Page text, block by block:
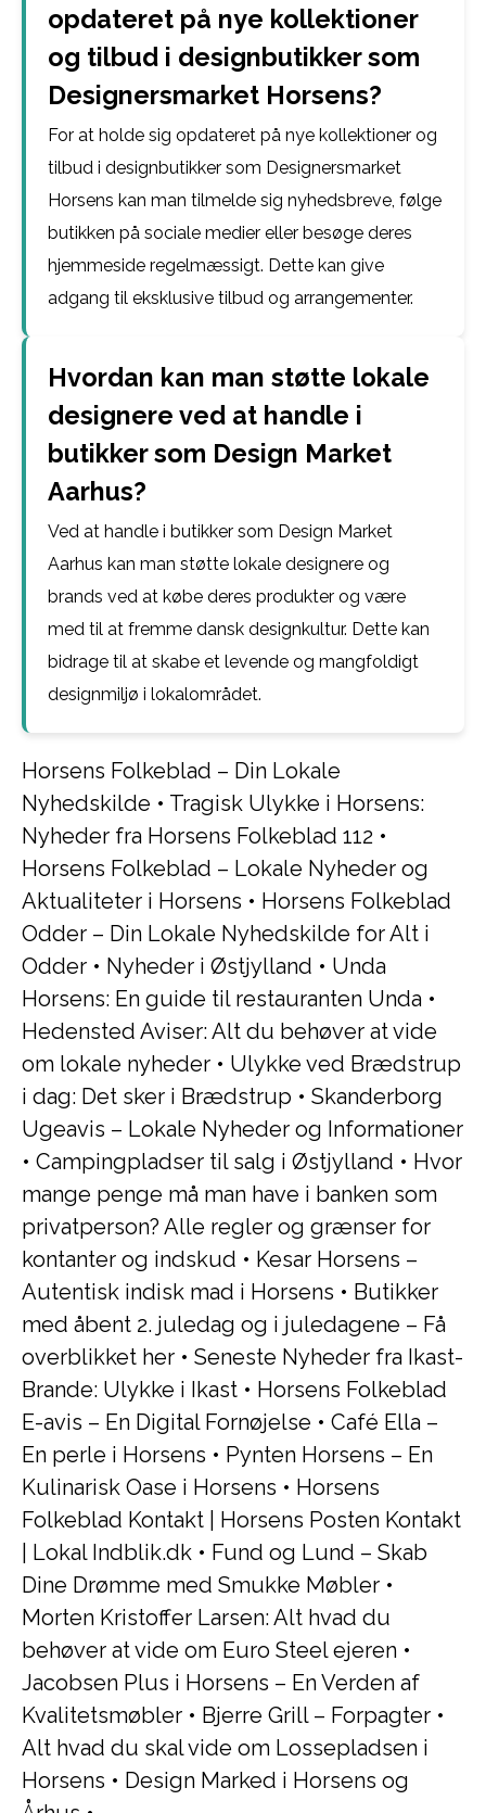
opdateret på nye kollektioner
og tilbud i designbutikker som
Designersmarket Horsens?
For at holde sig opdateret på nye kollektioner og
tilbud i designbutikker som Designersmarket
Horsens kan man tilmelde sig nyhedsbreve, følge
butikken på sociale medier eller besøge deres
hjemmeside regelmæssigt. Dette kan give
adgang til eksklusive tilbud og arrangementer.
Hvordan kan man støtte lokale
designere ved at handle i
butikker som Design Market
Aarhus?
Ved at handle i butikker som Design Market
Aarhus kan man støtte lokale designere og
brands ved at købe deres produkter og være
med til at fremme dansk designkultur. Dette kan
bidrage til at skabe et levende og mangfoldigt
designmiljø i lokalområdet.
Horsens Folkeblad – Din Lokale
Nyhedskilde • Tragisk Ulykke i Horsens:
Nyheder fra Horsens Folkeblad 112 •
Horsens Folkeblad – Lokale Nyheder og
Aktualiteter i Horsens • Horsens Folkeblad
Odder – Din Lokale Nyhedskilde for Alt i
Odder • Nyheder i Østjylland • Unda
Horsens: En guide til restauranten Unda •
Hedensted Aviser: Alt du behøver at vide
om lokale nyheder • Ulykke ved Brædstrup
i dag: Det sker i Brædstrup • Skanderborg
Ugeavis – Lokale Nyheder og Informationer
• Campingpladser til salg i Østjylland • Hvor
mange penge må man have i banken som
privatperson? Alle regler og grænser for
kontanter og indskud • Kesar Horsens –
Autentisk indisk mad i Horsens • Butikker
med åbent 2. juledag og i juledagene – Få
overblikket her • Seneste Nyheder fra Ikast-
Brande: Ulykke i Ikast • Horsens Folkeblad
E-avis – En Digital Fornøjelse • Café Ella –
En perle i Horsens • Pynten Horsens – En
Kulinarisk Oase i Horsens • Horsens
Folkeblad Kontakt | Horsens Posten Kontakt
| Lokal Indblik.dk • Fund og Lund – Skab
Dine Drømme med Smukke Møbler •
Morten Kristoffer Larsen: Alt hvad du
behøver at vide om Euro Steel ejeren •
Jacobsen Plus i Horsens – En Verden af
Kvalitetsmøbler • Bjerre Grill – Forpagter •
Alt hvad du skal vide om Lossepladsen i
Horsens • Design Marked i Horsens og